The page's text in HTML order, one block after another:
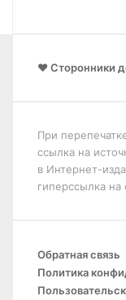
❤️ Сторонники
При
ссылка на
в Интернет-
гиперссылка на
Обратная связь
Политика